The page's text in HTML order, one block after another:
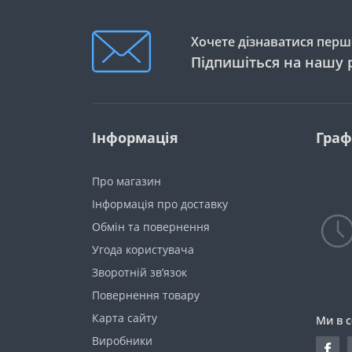
Аксесуари до машинок для
стрижки
Ланч-бокси
Блюда
Молочники
Глечики
Бульйонниці
Блюдця
Вази
Хочете дізнаватися
Підпишіться на нашу
Інформація
Про магазин
Інформація про доставку
Обмін та повернення
Угода користувача
Зворотній зв’язок
Повернення товару
Карта сайту
Виробники
Ми в